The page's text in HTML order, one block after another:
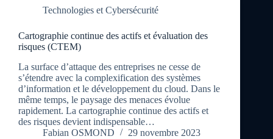
Technologies et Cybersécurité
Cartographie continue des actifs et évaluation des
risques (CTEM)
La surface d’attaque des entreprises ne cesse de
s’étendre avec la complexification des systèmes
d’information et le développement du cloud. Dans le
même temps, le paysage des menaces évolue
rapidement. La cartographie continue des actifs et
des risques devient indispensable…
Fabian OSMOND
29 novembre 2023